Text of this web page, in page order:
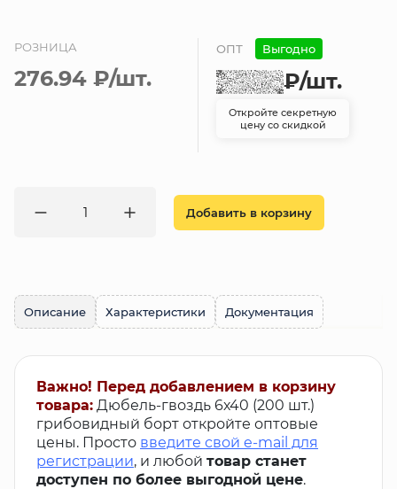
РОЗНИЦА
276.94 ₽/шт.
ОПТ Выгодно
₽/шт.
Откройте секретную
цену со скидкой
Добавить в корзину
Описание Характеристики Документация
Важно! Перед добавлением в корзину
товара: Дюбель-гвоздь 6х40 (200 шт.)
грибовидный борт откройте оптовые
цены. Просто введите свой e-mail для
регистрации, и любой товар станет
доступен по более выгодной цене.